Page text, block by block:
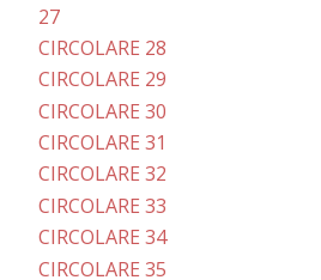
27
CIRCOLARE 28
CIRCOLARE 29
CIRCOLARE 30
CIRCOLARE 31
CIRCOLARE 32
CIRCOLARE 33
CIRCOLARE 34
CIRCOLARE 35